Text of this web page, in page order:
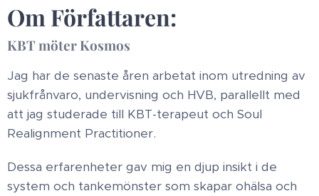
Om Författaren:
KBT möter Kosmos
Jag har de senaste åren arbetat inom utredning av
sjukfrånvaro, undervisning och HVB, parallellt med
att jag studerade till KBT-terapeut och Soul
Realignment Practitioner.
Dessa erfarenheter gav mig en djup insikt i de
system och tankemönster som skapar ohälsa och